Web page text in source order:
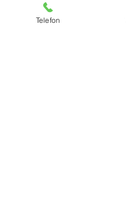
Telefon